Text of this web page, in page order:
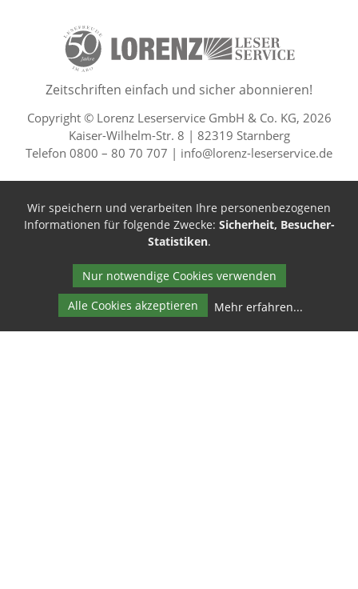
Leserservice
50 Lesefreude im Abo Jahre
Zeitschriften einfach und sicher abonnieren!
Copyright © Lorenz Leserservice GmbH & Co. KG, 2026
Kaiser-Wilhelm-Str. 8 | 82319 Starnberg
Telefon 0800 – 80 70 707 | info@lorenz-leserservice.de
Wir speichern und verarbeiten Ihre personenbezogenen
Informationen für folgende Zwecke: Sicherheit, Besucher-
Statistiken.
Nur notwendige Cookies verwenden
Alle Cookies akzeptieren
Mehr erfahren...